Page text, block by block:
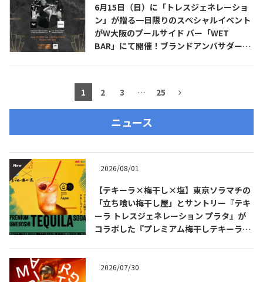
6月15日（日）に「トレスジェネレーショ
ン」が贈る一日限りのスペシャルイベント
がW大阪のプールサイド バー「WET
BAR」にて開催！ブランドアンバサダーの
1 2 3 … 25
ニュース
2026/08/01
【テキーラ×梅干し×塩】東京ソラマチの
「立ち喰い梅干し屋」とサントリー『テキ
ーラ トレスジェネレーション プラタ』が
コラボした『プレミアム梅干しテキーラソ
2026/07/30